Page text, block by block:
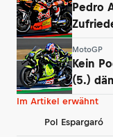
Pedro
MotoGP
Kein
(5.)
Im Artikel erwähnt
Pol Espargaró